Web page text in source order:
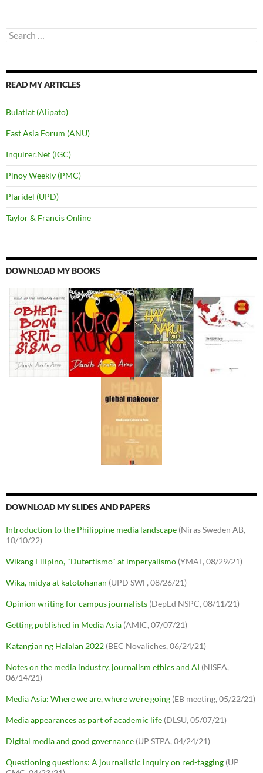
Search
for:
READ MY ARTICLES
Bulatlat (Alipato)
East Asia Forum (ANU)
Inquirer.Net (IGC)
Pinoy Weekly (PMC)
Plaridel (UPD)
Taylor & Francis Online
DOWNLOAD MY BOOKS
DOWNLOAD MY SLIDES AND PAPERS
Introduction to the Philippine media landscape (Niras Sweden AB,
10/10/22)
Wikang Filipino, "Dutertismo" at imperyalismo (YMAT, 08/29/21)
Wika, midya at katotohanan (UPD SWF, 08/26/21)
Opinion writing for campus journalists (DepEd NSPC, 08/11/21)
Getting published in Media Asia (AMIC, 07/07/21)
Katangian ng Halalan 2022 (BEC Novaliches, 06/24/21)
Notes on the media industry, journalism ethics and AI (NISEA,
06/14/21)
Media Asia: Where we are, where we're going (EB meeting, 05/22/21)
Media appearances as part of academic life (DLSU, 05/07/21)
Digital media and good governance (UP STPA, 04/24/21)
Questioning questions: A journalistic inquiry on red-tagging (UP